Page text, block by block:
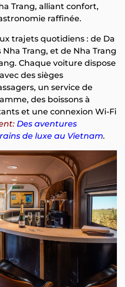
Trang, alliant confort,
raffinée.
trajets quotidiens : de Da
Trang, et de Nha Trang
Chaque voiture dispose
des sièges
un service de
des boissons à
et une connexion Wi-Fi
Des aventures
de luxe au Vietnam.